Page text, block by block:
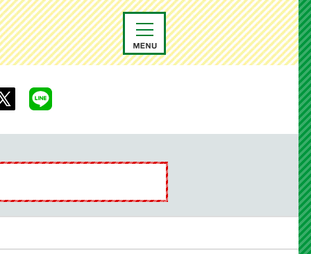
メニュー
Facebook